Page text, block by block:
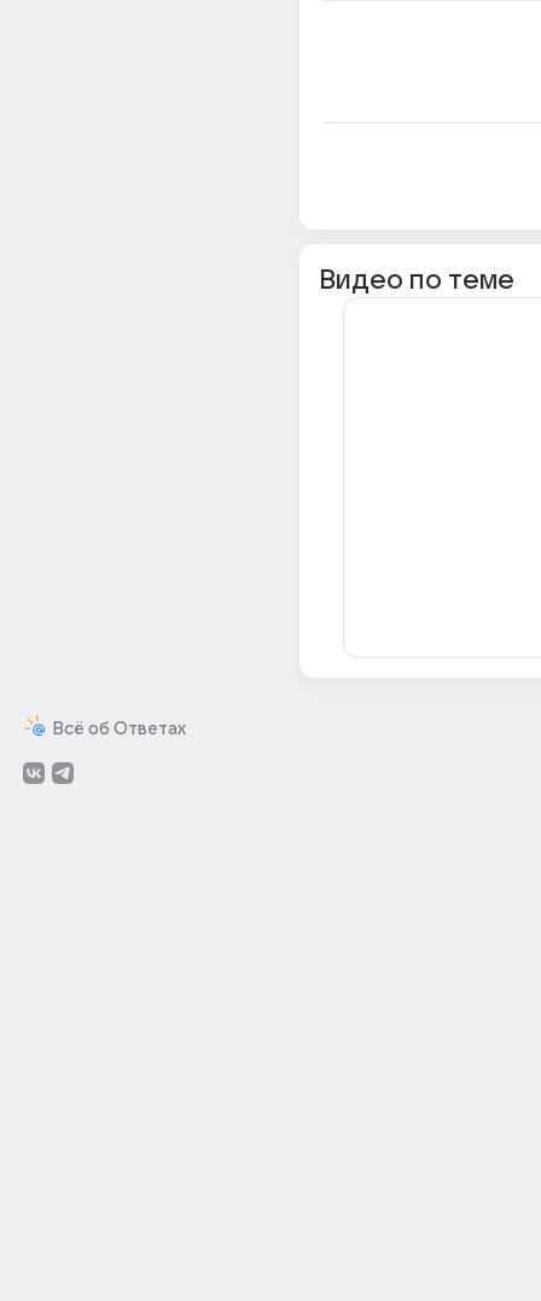
Всё об Ответах
Видео по теме